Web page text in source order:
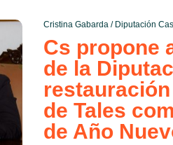
Cristina Gabarda/ Diputación
Cs propone
de la
de Tales
de Año